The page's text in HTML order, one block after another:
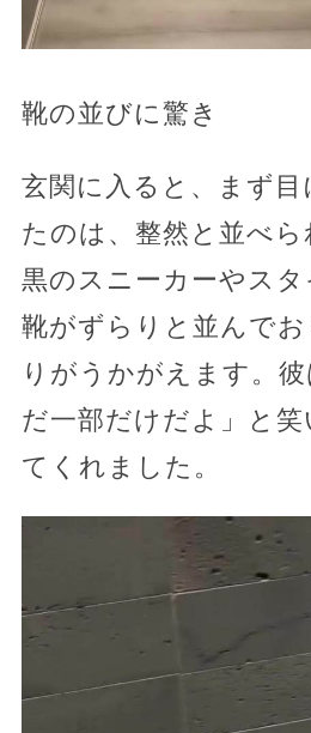
靴の並びに驚き
玄関に入ると、まず目
たのは、整然と並べら
黒のスニーカーやス
靴がずらりと並んで
りがうかがえます。
だ一部だけだよ」と
てくれました。